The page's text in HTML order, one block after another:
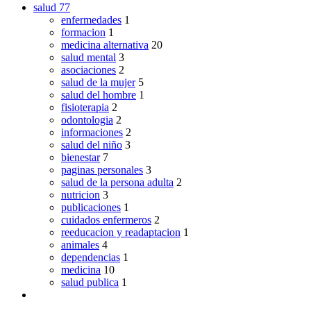
salud 77
enfermedades 1
formacion 1
medicina alternativa 20
salud mental 3
asociaciones 2
salud de la mujer 5
salud del hombre 1
fisioterapia 2
odontologia 2
informaciones 2
salud del niño 3
bienestar 7
paginas personales 3
salud de la persona adulta 2
nutricion 3
publicaciones 1
cuidados enfermeros 2
reeducacion y readaptacion 1
animales 4
dependencias 1
medicina 10
salud publica 1